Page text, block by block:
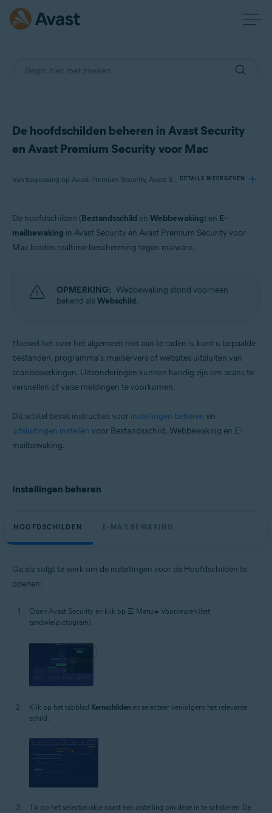
De hoofdschilden beheren in Avast Security
en Avast Premium Security voor Mac
Van toepassing op Avast Premium Security, Avast Security DETAILS WEERGEVEN
Avast Security
macOS
De hoofdschilden (Bestandsschild en Webbewaking) en E-
mailbewaking in Avast Security en Avast Premium Security voor
Mac bieden realtime bescherming tegen malware.
OPMERKING: Webbewaking stond voorheen
bekend alsWebschild.
Hoewel het over het algemeen niet aan te raden is, kunt u bepaalde
bestanden, programma's, mailservers of websites uitsluiten van
scanbewerkingen. Uitzonderingen kunnen handig zijn om scans te
versnellen of valse meldingen te voorkomen.
Dit artikel bevat instructies voor instellingen beheren en
uitsluitingen instellen voor Bestandsschild, Webbewaking en E-
mailbewaking.
Instellingen beheren
HOOFDSCHILDEN E-MAILBEWAKING
Ga als volgt te werk om de instellingen voor de Hoofdschilden te
openen:
Open Avast Security en klik op ☰ Menu ▸ Voorkeuren (het
tandwielpictogram).
Klik op het tabblad Kernschilden en selecteer vervolgens het relevante
schild.
Tik op het selectievakje naast een instelling om deze in te schakelen. De